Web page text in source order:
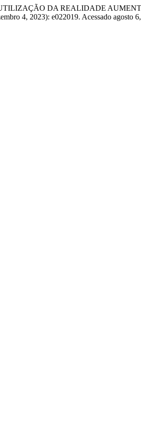
UTILIZAÇÃO DA REALIDADE
4, 2023): e022019. Acessado agosto